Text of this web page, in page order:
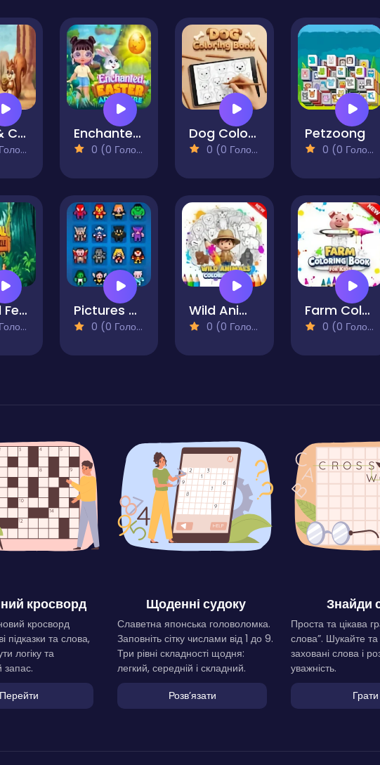
Draw & Color Animals Enchanted Easter Adventure
0 (0 Голосів)
Dog Coloring Book
0 (0 Голосів)
Petzoong
0 (0 Голосів)
Animal Feed Puzzle Pictures by Numbers - Superheroes
0 (0 Голосів)
Wild Animals Coloring Book
0 (0 Голосів)
Farm Coloring Book for Kids
0 (0 Голосів)
кросворд
кросворд
підказки та слова,
логіку та
запас.
Перейти
Щоденні судоку
Славетна японська головоломка.
Заповніть сітку числами від 1 до 9.
Три рівні складності щодня:
легкий, середній і складний.
Розвʼязати
Знайди
Проста та цікава
слова”. Шукайте
заховані слова і
уважність.
Грати